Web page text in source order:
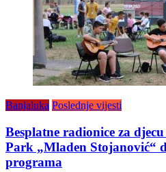
Banjaluka Poslednje vijesti
Besplatne radionice za
Park „Mladen Stojanović“
programa